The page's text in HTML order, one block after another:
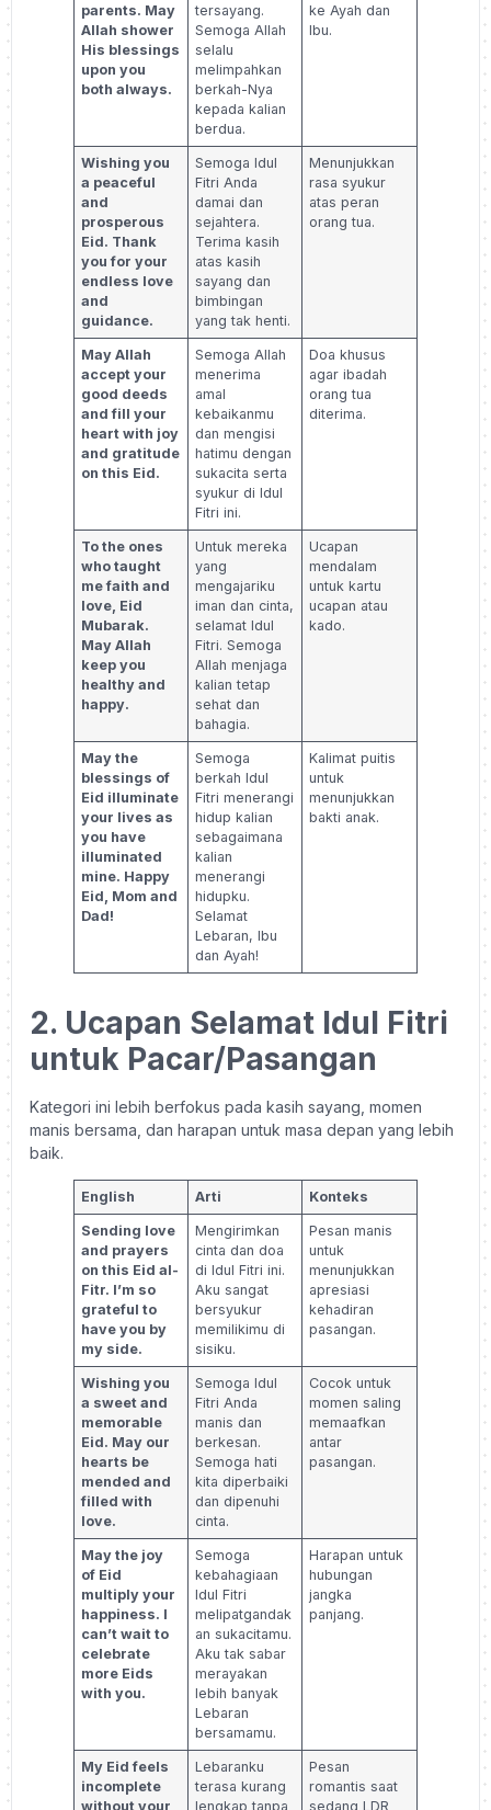
parents. May
Allah shower
His blessings
upon you
both always.
tersayang.
Semoga Allah
selalu
melimpahkan
berkah-Nya
kepada kalian
berdua.
ke Ayah dan
Ibu.
Wishing you
a peaceful
and
prosperous
Eid. Thank
you for your
endless love
and
guidance.
Semoga Idul
Fitri Anda
damai dan
sejahtera.
Terima kasih
atas kasih
sayang dan
bimbingan
yang tak henti.
Menunjukkan
rasa syukur
atas peran
orang tua.
May Allah
accept your
good deeds
and fill your
heart with joy
and gratitude
on this Eid.
Semoga Allah
menerima
amal
kebaikanmu
dan mengisi
hatimu dengan
sukacita serta
syukur di Idul
Fitri ini.
Doa khusus
agar ibadah
orang tua
diterima.
To the ones
who taught
me faith and
love, Eid
Mubarak.
May Allah
keep you
healthy and
happy.
Untuk mereka
yang
mengajariku
iman dan cinta,
selamat Idul
Fitri. Semoga
Allah menjaga
kalian tetap
sehat dan
bahagia.
Ucapan
mendalam
untuk kartu
ucapan atau
kado.
May the
blessings of
Eid illuminate
your lives as
you have
illuminated
mine. Happy
Eid, Mom and
Dad!
Semoga
berkah Idul
Fitri menerangi
hidup kalian
sebagaimana
kalian
menerangi
hidupku.
Selamat
Lebaran, Ibu
dan Ayah!
Kalimat puitis
untuk
menunjukkan
bakti anak.
2. Ucapan Selamat Idul Fitri
untuk Pacar/Pasangan
Kategori ini lebih berfokus pada kasih sayang, momen
manis bersama, dan harapan untuk masa depan yang lebih
baik.
English Arti Konteks
Sending love
and prayers
on this Eid al-
Fitr. I’m so
grateful to
have you by
my side.
Mengirimkan
cinta dan doa
di Idul Fitri ini.
Aku sangat
bersyukur
memilikimu di
sisiku.
Pesan manis
untuk
menunjukkan
apresiasi
kehadiran
pasangan.
Wishing you
a sweet and
memorable
Eid. May our
hearts be
mended and
filled with
love.
Semoga Idul
Fitri Anda
manis dan
berkesan.
Semoga hati
kita diperbaiki
dan dipenuhi
cinta.
Cocok untuk
momen saling
memaafkan
antar
pasangan.
May the joy
of Eid
multiply your
happiness. I
can’t wait to
celebrate
more Eids
with you.
Semoga
kebahagiaan
Idul Fitri
melipatgandak
an sukacitamu.
Aku tak sabar
merayakan
lebih banyak
Lebaran
bersamamu.
Harapan untuk
hubungan
jangka
panjang.
My Eid feels
incomplete
without your
Lebaranku
terasa kurang
lengkap tanpa
Pesan
romantis saat
sedang LDR